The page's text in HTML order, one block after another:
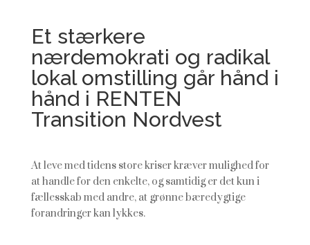
Et stærkere
nærdemokrati og radikal
lokal omstilling går hånd i
hånd i RENTEN
Transition Nordvest
At leve med tidens store kriser kræver mulighed for
at handle for den enkelte, og samtidig er det kun i
fællesskab med andre, at grønne bæredygtige
forandringer kan lykkes.